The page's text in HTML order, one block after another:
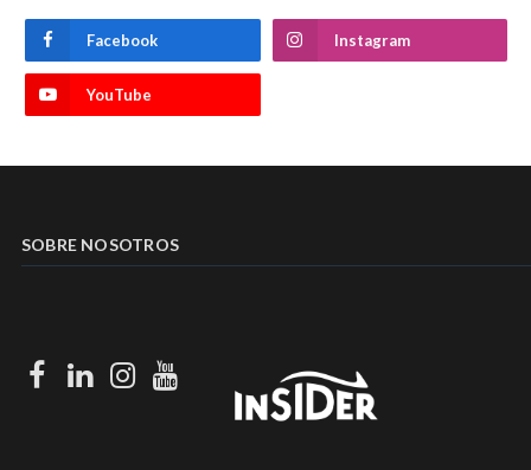
Facebook Instagram
YouTube
SOBRE NOSOTROS
Facebook
LinkedIn
Instagram
Youtube